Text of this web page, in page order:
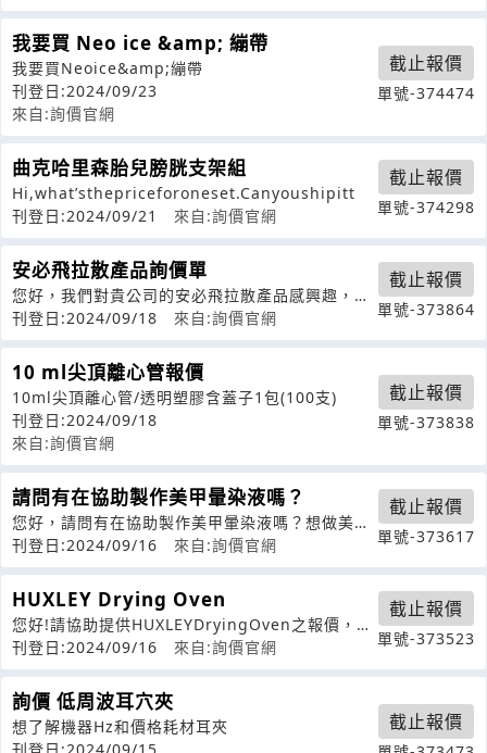
我要買 Neo ice &amp; 繃帶
我要買Neoice&amp;繃帶
刊登日:2024/09/23
來自:詢價官網
截止報價
單號-374474
曲克哈里森胎兒膀胱支架組
Hi,what’sthepriceforoneset.Canyoushipitt
刊登日:2024/09/21
來自:詢價官網
截止報價
單號-374298
安必飛拉散產品詢價單
您好，我們對貴公司的安必飛拉散產品感興趣，希
望能夠獲得以下信息：1.請問安必飛拉
刊登日:2024/09/18 來自:詢價官網
截止報價
單號-373864
10 ml尖頂離心管報價
10ml尖頂離心管/透明塑膠含蓋子1包(100支)
刊登日:2024/09/18
來自:詢價官網
截止報價
單號-373838
請問有在協助製作美甲暈染液嗎？
您好，請問有在協助製作美甲暈染液嗎？想做美甲
暈染液（白色），謝謝
刊登日:2024/09/16 來自:詢價官網
截止報價
單號-373617
HUXLEY Drying Oven
您好!請協助提供HUXLEYDryingOven之報價，規
格後續連繫再詳細提供，
刊登日:2024/09/16 來自:詢價官網
截止報價
單號-373523
詢價 低周波耳穴夾
想了解機器Hz和價格耗材耳夾
截止報價